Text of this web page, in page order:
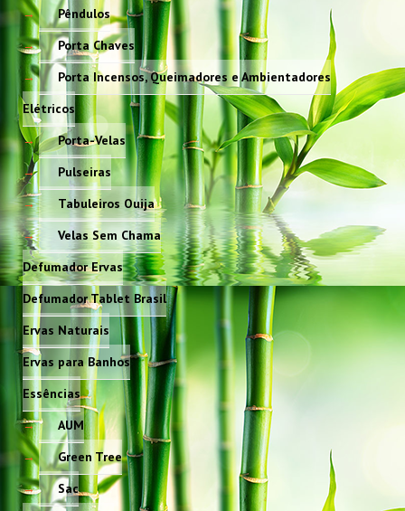
Pêndulos
Porta Chaves
Porta Incensos, Queimadores e Ambientadores
Elétricos
Porta-Velas
Pulseiras
Tabuleiros Ouija
Velas Sem Chama
Defumador Ervas
Defumador Tablet Brasil
Ervas Naturais
Ervas para Banhos
Essências
AUM
Green Tree
Sac